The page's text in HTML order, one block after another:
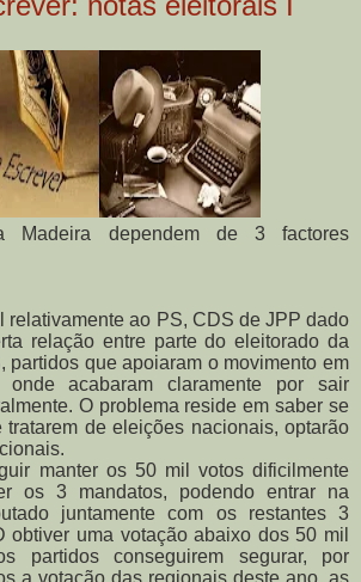
Madeira dependem de 3 factores
relativamente ao PS, CDS de JPP dado
relação entre parte do eleitorado da
partidos que apoiaram o movimento em
acabaram claramente por sair
O problema reside em saber se
de eleições nacionais, optarão
manter os 50 mil votos dificilmente
os 3 mandatos, podendo entrar na
juntamente com os restantes 3
obtiver uma votação abaixo dos 50 mil
partidos conseguirem segurar, por